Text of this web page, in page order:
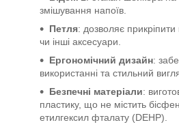
змішування напоїв.
Петля: дозволяє
чи інші аксесуари.
Ергономічний дизайн:
використанні та стильний
Безпечні матеріали:
пластику, що не містить
етилгексил фталату (DEHP).